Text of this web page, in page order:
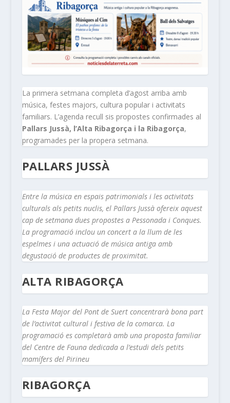
La primera setmana completa d’agost arriba amb
música, festes majors, cultura popular i activitats
familiars. L’agenda recull sis propostes confirmades al
Pallars Jussà, l’Alta Ribagorça i la Ribagorça,
programades per la propera setmana.
PALLARS JUSSÀ
Entre la música en espais patrimonials i les activitats
culturals als petits nuclis, el Pallars Jussà ofereix aquest
cap de setmana dues propostes a Pessonada i Conques.
La programació inclou un concert a la llum de les
espelmes i una actuació de música antiga amb
degustació de productes de proximitat.
ALTA RIBAGORÇA
La Festa Major del Pont de Suert concentrarà bona part
de l’activitat cultural i festiva de la comarca. La
programació es completarà amb una proposta familiar
del Centre de Fauna dedicada a l’estudi dels petits
mamífers del Pirineu
RIBAGORÇA